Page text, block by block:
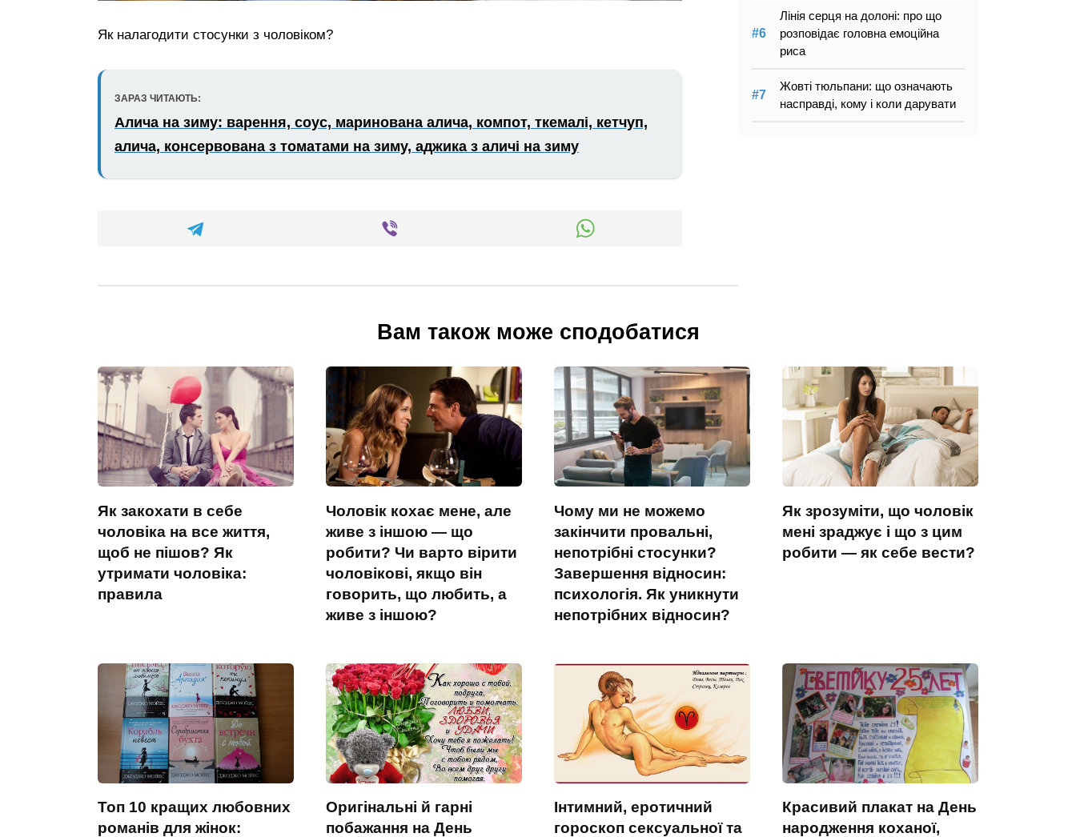
Як налагодити стосунки з чоловіком?
ЗАРАЗ ЧИТАЮТЬ:
Алича на зиму: варення, соус, маринована алича, компот, ткемалі, кетчуп,
алича, консервована з томатами на зиму, аджика з аличі на зиму
Лінія серця на долоні: про що
розповідає головна емоційна
риса
Жовті тюльпани: що означають
насправді, кому і коли дарувати
Вам також може сподобатися
Як закохати в себе
чоловіка на все життя,
щоб не пішов? Як
утримати чоловіка:
правила
Чоловік кохає мене, але
живе з іншою — що
робити? Чи варто вірити
чоловікові, якщо він
говорить, що любить, а
живе з іншою?
Чому ми не можемо
закінчити провальні,
непотрібні стосунки?
Завершення відносин:
психологія. Як уникнути
непотрібних відносин?
Як зрозуміти, що чоловік
мені зраджує і що з цим
робити — як себе вести?
Топ 10 кращих любовних
романів для жінок:
Оригінальні й гарні
побажання на День
Інтимний, еротичний
гороскоп сексуальної та
Красивий плакат на День
народження коханої,